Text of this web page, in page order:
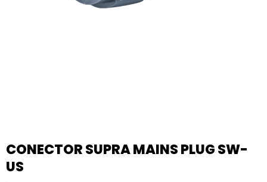
CONECTOR SUPRA MAINS PLUG SW-
US